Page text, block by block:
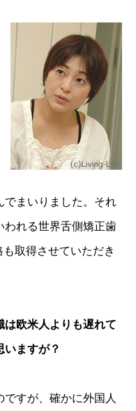
でまいりました。それ
われる世界舌側矯正歯
取得させていただき
欧米人よりも遅れて
いますが？
すが、確かに外国人